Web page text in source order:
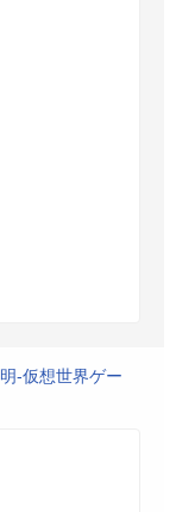
-仮想世界ゲー